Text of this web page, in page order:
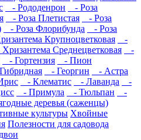
- Рододенрон
- Роза
- Роза Плетистая
- Роза
- Роза Флорибунда
- Роза
Крупноцветковая
-
Среднецветковая
-
- Гортензия
- Пион
- Георгин
- Астра
- Клематис - Лаванда
-
- Примула - Тюльпан
-
деревья (саженцы)
культуры Хвойные
Полезности для садовода